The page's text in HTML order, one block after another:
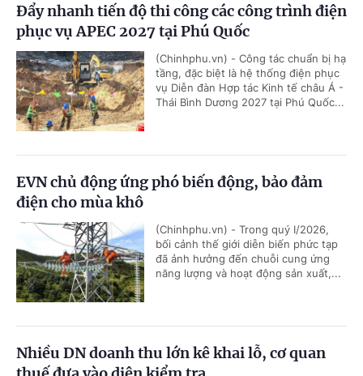
Đẩy nhanh tiến độ thi công các công trình điện
phục vụ APEC 2027 tại Phú Quốc
(Chinhphu.vn) - Công tác chuẩn bị hạ
tầng, đặc biệt là hệ thống điện phục
vụ Diễn đàn Hợp tác Kinh tế châu Á -
Thái Bình Dương 2027 tại Phú Quốc...
EVN chủ động ứng phó biến động, bảo đảm
điện cho mùa khô
(Chinhphu.vn) - Trong quý I/2026,
bối cảnh thế giới diễn biến phức tạp
đã ảnh hưởng đến chuỗi cung ứng
năng lượng và hoạt động sản xuất,...
Nhiều DN doanh thu lớn kê khai lỗ, cơ quan